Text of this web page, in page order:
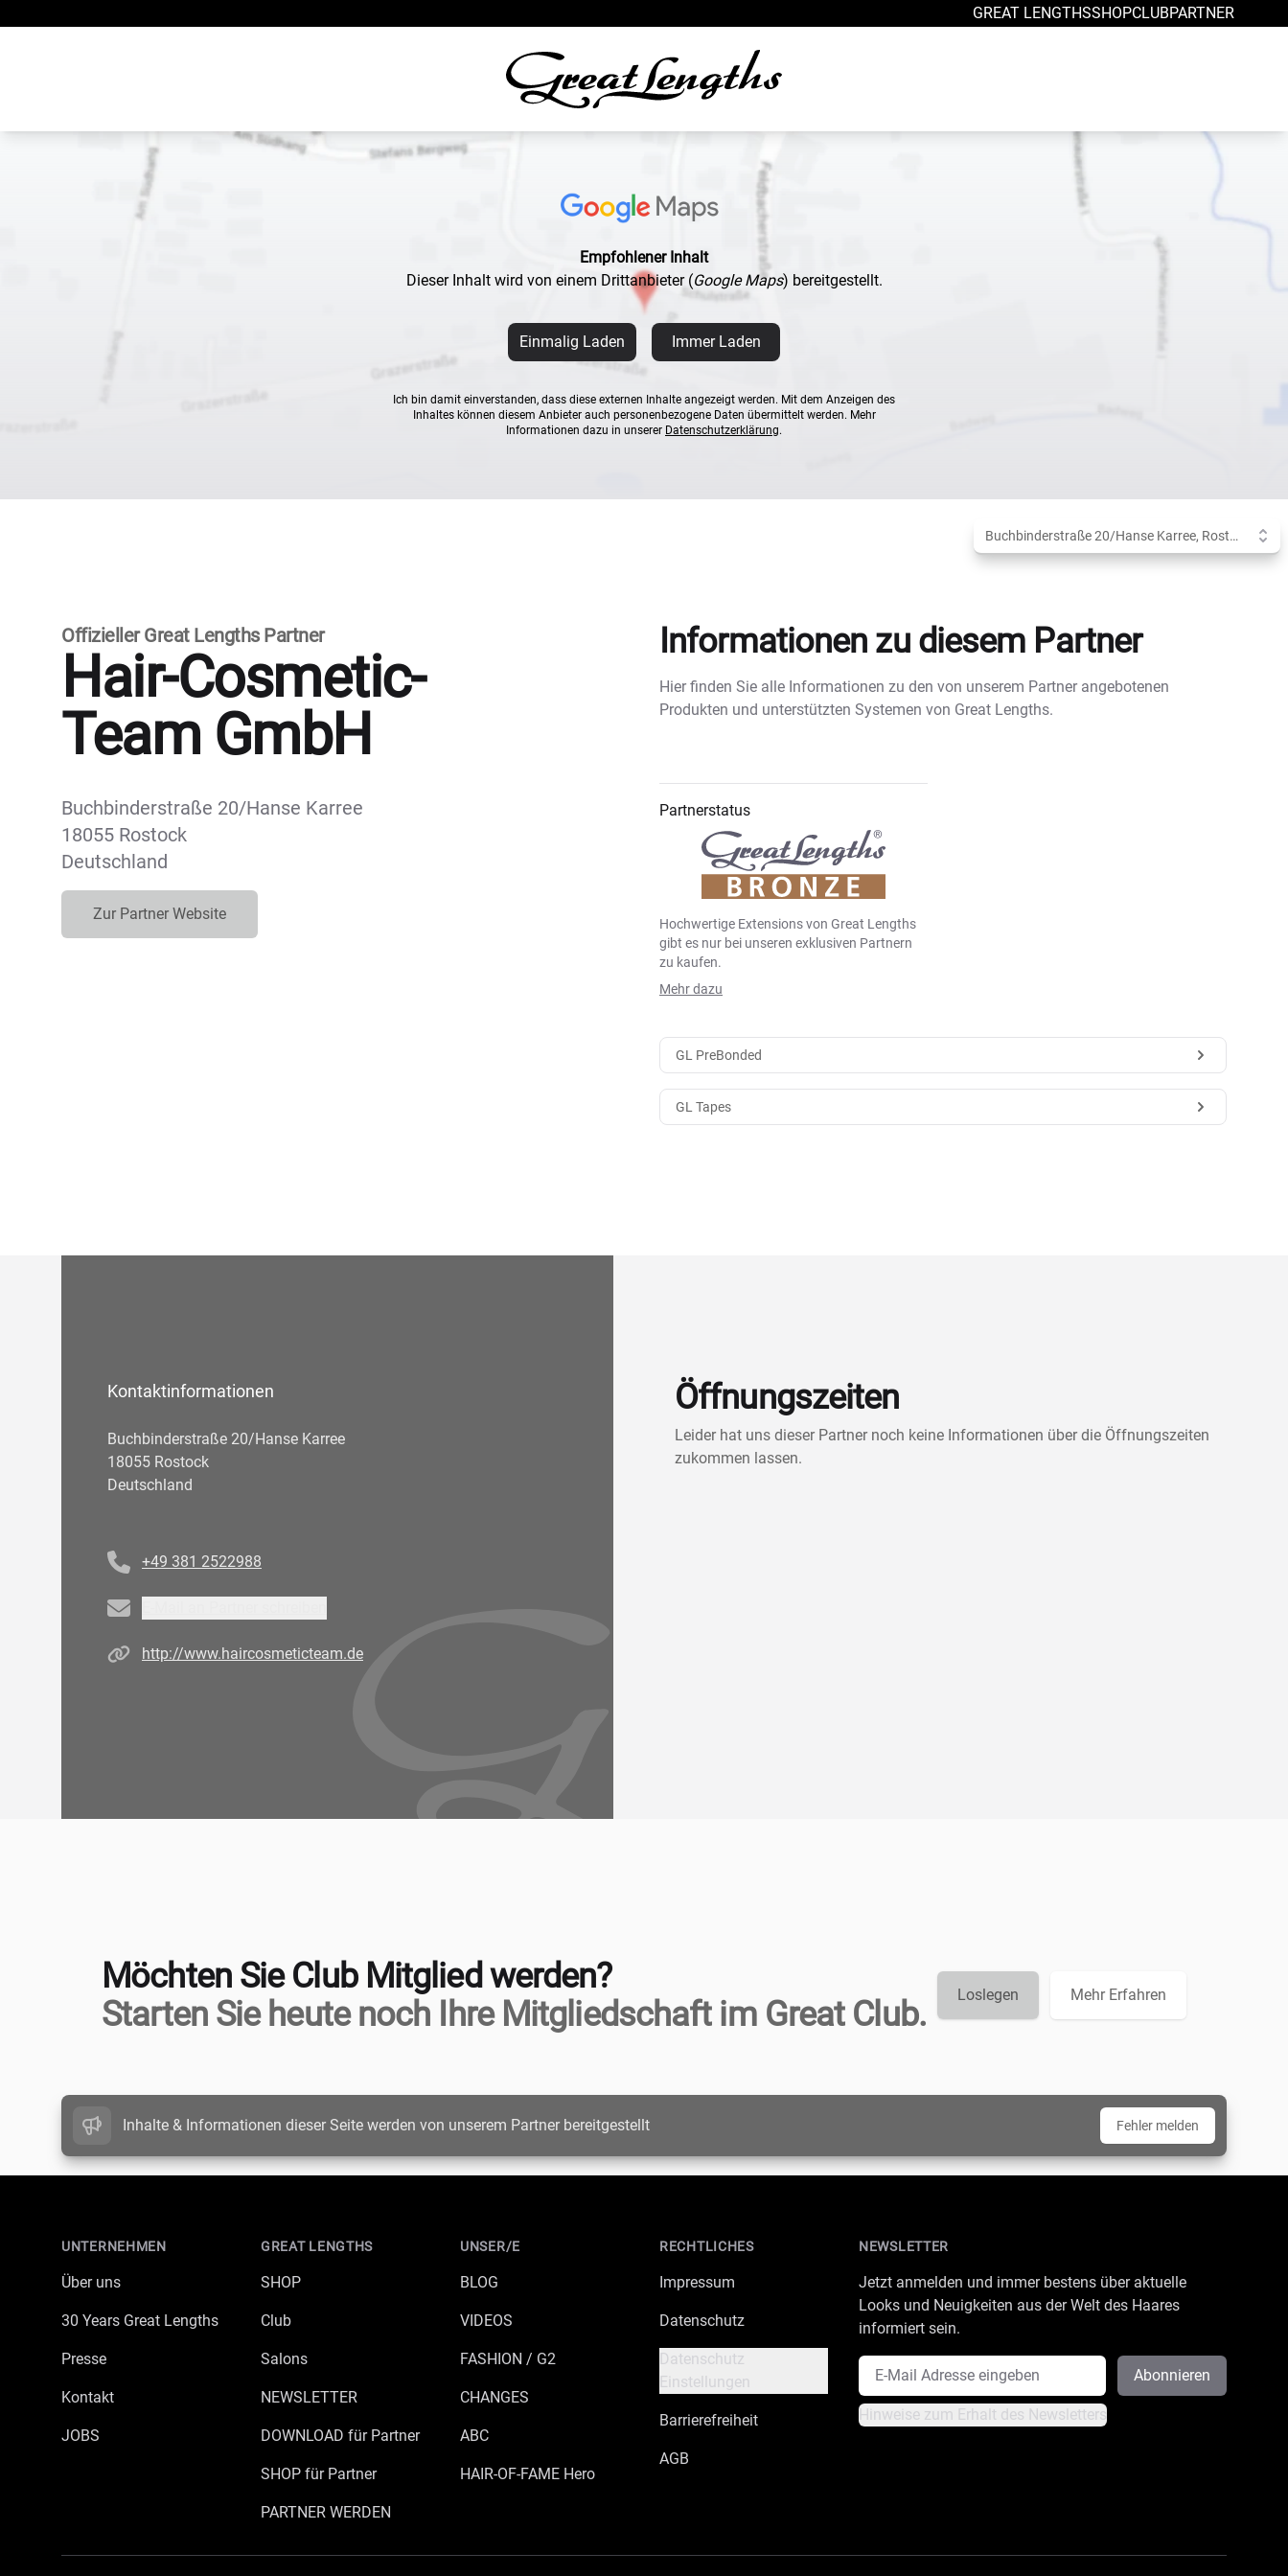
GREAT LENGTHSSHOPCLUBPARTNER
Empfohlener Inhalt
Dieser Inhalt wird von einem Drittanbieter (Google Maps) bereitgestellt.
Einmalig Laden Immer Laden
Ich bin damit einverstanden, dass diese externen Inhalte angezeigt werden. Mit dem Anzeigen des
Inhaltes können diesem Anbieter auch personenbezogene Daten übermittelt werden. Mehr
Informationen dazu in unserer Datenschutzerklärung.
Anderen Standort wählen:
Buchbinderstraße 20/Hanse Karree, Rostock
Offizieller Great Lengths Partner
Hair-Cosmetic-
Team GmbH
Buchbinderstraße 20/Hanse Karree
18055 Rostock
Deutschland
Zur Partner Website
Informationen zu diesem Partner
Hier finden Sie alle Informationen zu den von unserem Partner angebotenen
Produkten und unterstützten Systemen von Great Lengths.
Partnerstatus
Hochwertige Extensions von Great Lengths
gibt es nur bei unseren exklusiven Partnern
zu kaufen.
Mehr dazu
GL PreBonded
GL Tapes
Kontaktinformationen
Buchbinderstraße 20/Hanse Karree
18055 Rostock
Deutschland
+49 381 2522988
Email
Homepagehttp://www.haircosmeticteam.de
Öffnungszeiten
Leider hat uns dieser Partner noch keine Informationen über die Öffnungszeiten
zukommen lassen.
Möchten Sie Club Mitglied werden?
Starten Sie heute noch Ihre Mitgliedschaft im Great Club.
Loslegen Mehr Erfahren
Inhalte & Informationen dieser Seite werden von unserem Partner bereitgestellt Fehler melden
UNTERNEHMEN
Über uns
30 Years Great Lengths
Presse
Kontakt
JOBS
GREAT LENGTHS
SHOP
Club
Salons
NEWSLETTER
DOWNLOAD für Partner
SHOP für Partner
PARTNER WERDEN
UNSER/E
BLOG
VIDEOS
FASHION / G2
CHANGES
ABC
HAIR-OF-FAME Hero
RECHTLICHES
Impressum
Datenschutz
Datenschutz
Einstellungen
Barrierefreiheit
AGB
NEWSLETTER
Jetzt anmelden und immer bestens über aktuelle
Looks und Neuigkeiten aus der Welt des Haares
informiert sein.
E-Mail Adresse
Abonnieren
Hinweise zum Erhalt des Newsletters